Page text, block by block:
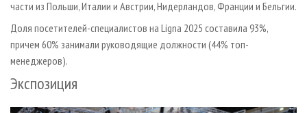
части из Польши, Италии и Австрии, Нидерландов, Франции и Бельгии.
Доля посетителей-специалистов на Ligna 2025 составила 93%,
причем 60% занимали руководящие должности (44% топ-
менеджеров).
Экспозиция